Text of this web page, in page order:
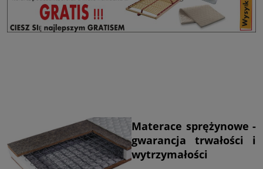
Materace sprężynowe -
gwarancja trwałości i
wytrzymałości